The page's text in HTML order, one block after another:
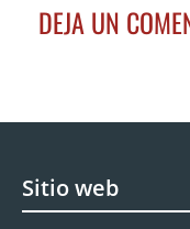
DEJA UN
Sitio web